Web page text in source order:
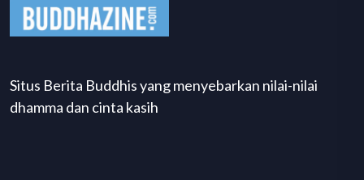
Situs Berita Buddhis yang menyebarkan nilai-nilai
dhamma dan cinta kasih